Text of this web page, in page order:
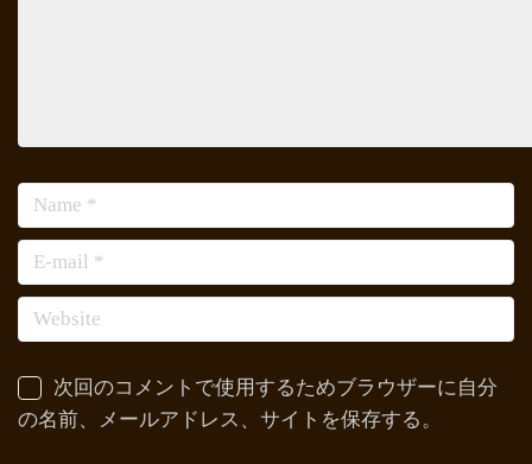
次回のコメントで使用するためブラウザーに自分
の名前、メールアドレス、サイトを保存する。